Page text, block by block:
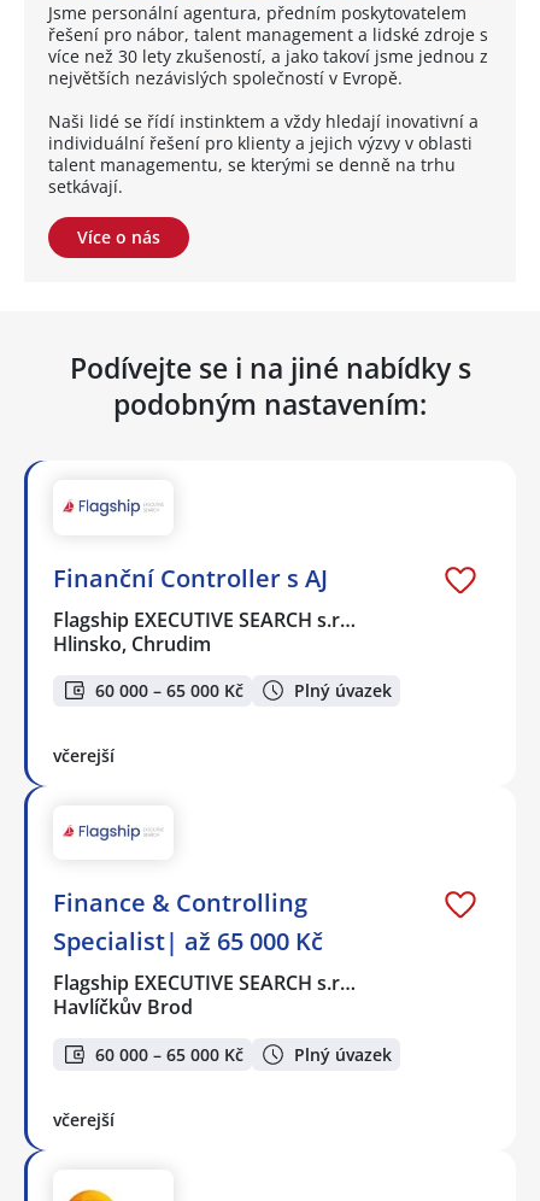
Jsme personální agentura, předním poskytovatelem
řešení pro nábor, talent management a lidské zdroje s
více než 30 lety zkušeností, a jako takoví jsme jednou z
největších nezávislých společností v Evropě.
Naši lidé se řídí instinktem a vždy hledají inovativní a
individuální řešení pro klienty a jejich výzvy v oblasti
talent managementu, se kterými se denně na trhu
setkávají.
Více o nás
Podívejte se i na jiné nabídky s
podobným nastavením:
Finanční Controller s AJ
Flagship EXECUTIVE SEARCH s.r…
Hlinsko, Chrudim
60 000 – 65 000 Kč Plný úvazek
včerejší
Finance & Controlling
Specialist| až 65 000 Kč
Flagship EXECUTIVE SEARCH s.r…
Havlíčkův Brod
60 000 – 65 000 Kč Plný úvazek
včerejší